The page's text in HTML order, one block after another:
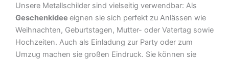
Unsere Metallschilder sind vielseitig verwendbar: Als
Geschenkidee eignen sie sich perfekt zu Anlässen wie
Weihnachten, Geburtstagen, Mutter- oder Vatertag sowie
Hochzeiten. Auch als Einladung zur Party oder zum
Umzug machen sie großen Eindruck. Sie können sie